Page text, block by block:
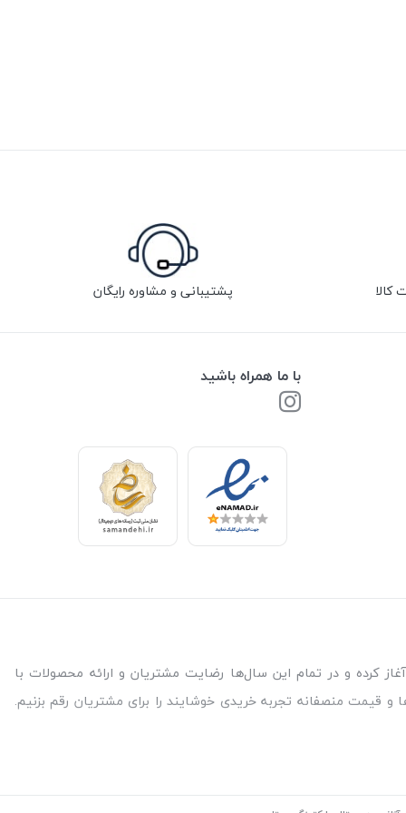
پشتیبانی و مشاوره رایگان
با ما همراه باشید
نیاز برای سلامتی و آسایش شما مشتریات عزیز است. فروشگاه بالیشما از سال 99 فعالیت خود را آغاز کرده و در تمام این سال‌ها رضایت مشتریان و ارائه محصولات با
قیمت منصفانه تجربه خریدی خوشایند را برای مشتریان رقم بزنیم.